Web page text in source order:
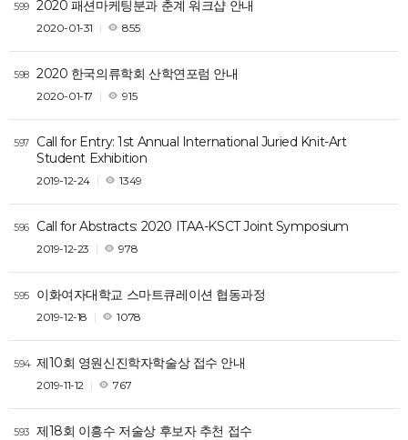
599 2020 패션마케팅분과 춘계 워크샵 안내
2020-01-31 855
598 2020 한국의류학회 산학연포럼 안내
2020-01-17 915
597
Call for Entry: 1st Annual International Juried Knit-Art
Student Exhibition
2019-12-24 1349
596 Call for Abstracts: 2020 ITAA-KSCT Joint Symposium
2019-12-23 978
595 이화여자대학교 스마트큐레이션 협동과정
2019-12-18 1078
594 제10회 영원신진학자학술상 접수 안내
2019-11-12 767
593 제18회 이흥수 저술상 후보자 추천 접수